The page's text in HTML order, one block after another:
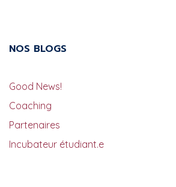
NOS BLOGS
Good News!
Coaching
Partenaires
Incubateur étudiant.e